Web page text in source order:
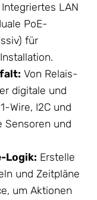
Integriertes LAN
PoE-
für
Von Relais-
digitale und
Wire, I2C und
Sensoren und
Logik: Erstelle
und Zeitpläne
um Aktionen